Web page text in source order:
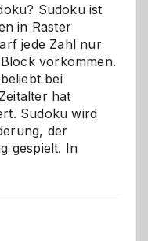
Sudoku ist
in Raster
jede Zahl nur
vorkommen.
bei
hat
Sudoku wird
der
gespielt. In